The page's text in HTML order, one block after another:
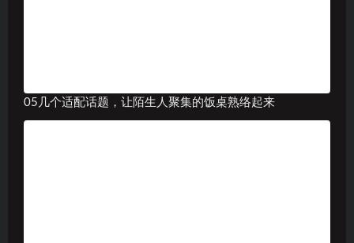
05几个适配话题，让陌生人聚集的饭桌熟络起来